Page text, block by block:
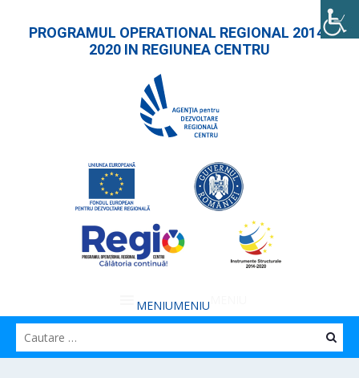
PROGRAMUL OPERATIONAL REGIONAL 2014-
2020 IN REGIUNEA CENTRU
MENIUMENIU